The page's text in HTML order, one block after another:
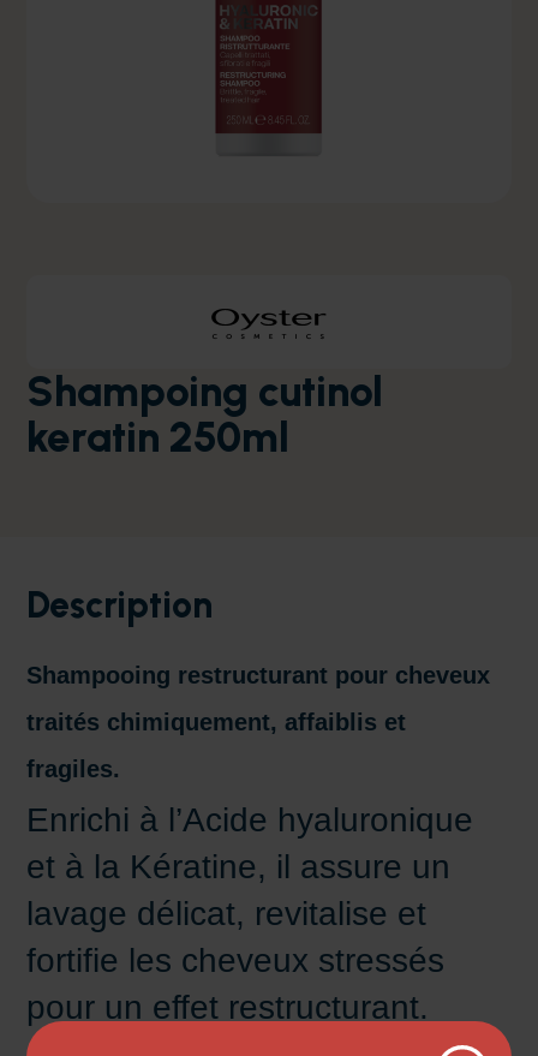
Shampoing cutinol
keratin 250ml
Description
Shampooing restructurant pour cheveux
traités chimiquement, affaiblis et
fragiles.
Enrichi à l’Acide hyaluronique
et à la Kératine, il assure un
lavage délicat, revitalise et
fortifie les cheveux stressés
pour un effet restructurant.